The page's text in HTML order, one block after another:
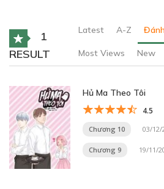
1
RESULT
Latest A-Z
Most Views New
Hủ Ma Theo Tôi
4.5
Chương 10 03/12/
Chương 9 19/11/